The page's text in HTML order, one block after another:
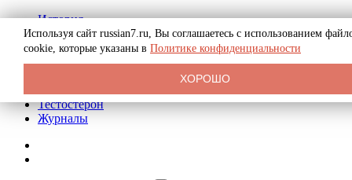
История
Биография
Криминал
Реклама на сайте
Тестостерон
Журналы
Используя сайт russian7.ru, Вы соглашаетесь с использованием
cookie, которые указаны в Политике конфиденциальности
ХОРОШО